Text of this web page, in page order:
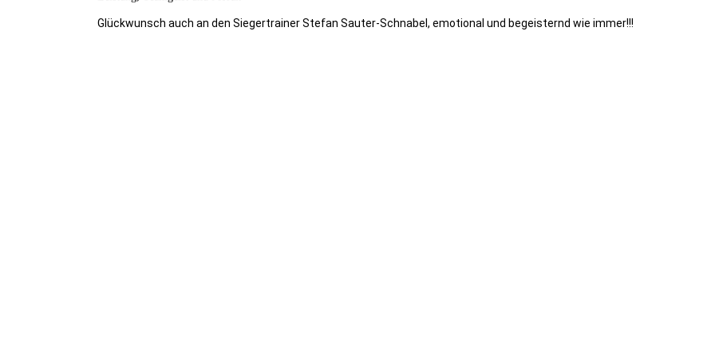
Glückwunsch auch an den Siegertrainer Stefan Sauter-Schnabel, emotional und begeisternd wie immer!!!